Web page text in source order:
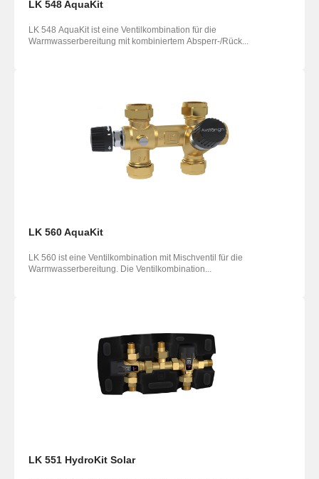
LK 548 AquaKit
LK 548 AquaKit ist eine Ventilkombination für die
Warmwasserbereitung mit kombiniertem Absperr-/Rück...
LK 560 AquaKit
LK 560 ist eine Ventilkombination mit Mischventil für die
Warmwasserbereitung. Die Ventilkombination...
LK 551 HydroKit Solar